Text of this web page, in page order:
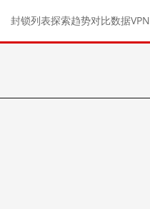
封锁列表探索趋势对比数据VPN